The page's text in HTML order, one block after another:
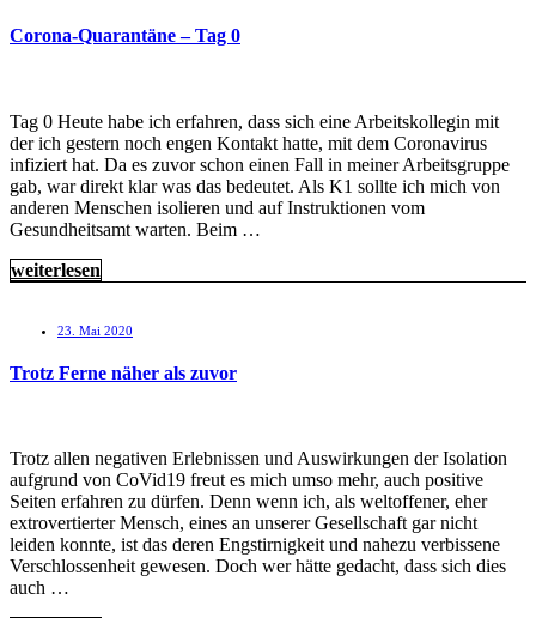
Corona-Quarantäne – Tag 0
Tag 0 Heute habe ich erfahren, dass sich eine Arbeitskollegin mit
der ich gestern noch engen Kontakt hatte, mit dem Coronavirus
infiziert hat. Da es zuvor schon einen Fall in meiner Arbeitsgruppe
gab, war direkt klar was das bedeutet. Als K1 sollte ich mich von
anderen Menschen isolieren und auf Instruktionen vom
Gesundheitsamt warten. Beim …
weiterlesen
23. Mai 2020
Trotz Ferne näher als zuvor
Trotz allen negativen Erlebnissen und Auswirkungen der Isolation
aufgrund von CoVid19 freut es mich umso mehr, auch positive
Seiten erfahren zu dürfen. Denn wenn ich, als weltoffener, eher
extrovertierter Mensch, eines an unserer Gesellschaft gar nicht
leiden konnte, ist das deren Engstirnigkeit und nahezu verbissene
Verschlossenheit gewesen. Doch wer hätte gedacht, dass sich dies
auch …